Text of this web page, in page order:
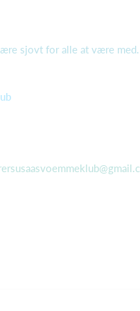
sjovt for alle at være med.